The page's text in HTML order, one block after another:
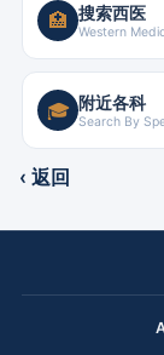
🏥 搜索西医
Western
🎓 附近各科
Search By
‹ 返回